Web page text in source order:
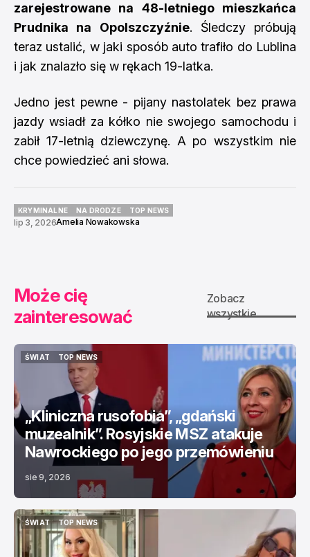
zarejestrowane na 48-letniego mieszkańca
Prudnika na Opolszczyźnie. Śledczy próbują
teraz ustalić, w jaki sposób auto trafiło do Lublina
i jak znalazło się w rękach 19-latka.
Jedno jest pewne - pijany nastolatek bez prawa
jazdy wsiadł za kółko nie swojego samochodu i
zabił 17-letnią dziewczynę. A po wszystkim nie
chce powiedzieć ani słowa.
KRYMINALNE
KRYMINALNE
NA DRODZE
NA DRODZE
TOP NEWS
TOP NEWS
lip 3, 2026Amelia Nowakowska
Może cię
zainteresować
Zobacz
wszystkie
ŚWIAT
TOP NEWS
TOP NEWS
„Kliniczna rusofobia”, „gdański
muzealnik”. Rosyjskie MSZ atakuje
Nawrockiego po jego przemówieniu
sie 9, 2026
ŚWIAT
ŚWIAT
TOP NEWS
TOP NEWS